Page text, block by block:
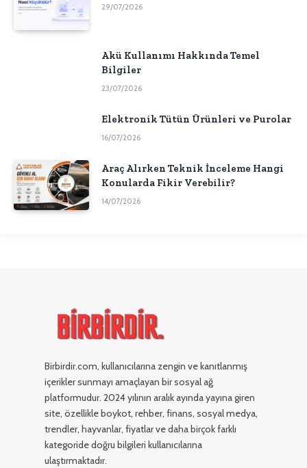
29/07/2026
Akü Kullanımı Hakkında Temel
Bilgiler
23/07/2026
Elektronik Tütün Ürünleri ve Purolar
16/07/2026
Araç Alırken Teknik İnceleme Hangi
Konularda Fikir Verebilir?
14/07/2026
Birbirdir.com, kullanıcılarına zengin ve kanıtlanmış
içerikler sunmayı amaçlayan bir sosyal ağ
platformudur. 2024 yılının aralık ayında yayına giren
site, özellikle boykot, rehber, finans, sosyal medya,
trendler, hayvanlar, fiyatlar ve daha birçok farklı
kategoride doğru bilgileri kullanıcılarına
ulaştırmaktadır.